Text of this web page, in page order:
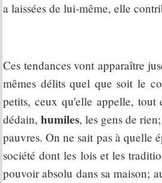
a laissées de lui-même, elle
Ces tendances vont apparaître
mêmes délits quel que soit le
petits, ceux qu'elle appelle,
dédain,humiles, les gens de
pauvres. On ne sait pas à quelle
société dont les lois et les
pouvoir absolu dans sa maison;